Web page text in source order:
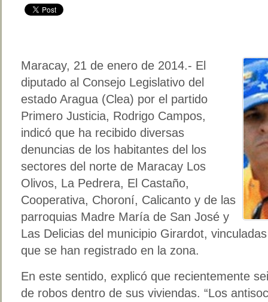
Maracay, 21 de enero de 2014.- El
diputado al Consejo Legislativo del
estado Aragua (Clea) por el partido
Primero Justicia, Rodrigo Campos,
indicó que ha recibido diversas
denuncias de los habitantes del los
sectores del norte de Maracay Los
Olivos, La Pedrera, El Castaño,
Cooperativa, Choroní, Calicanto y de las
parroquias Madre María de San José y
Las Delicias del municipio Girardot,
que se han registrado en la zona.
En este sentido, explicó que recientemente
de robos dentro de sus viviendas. “Los